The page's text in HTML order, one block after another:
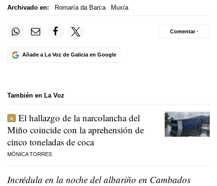
Archivado en: Romaría da Barca Muxía
Añade a La Voz de Galicia en Google
Comentar ·
También en La Voz
El hallazgo de la narcolancha del
Miño coincide con la aprehensión de
cinco toneladas de coca
MÓNICA TORRES
Incrédula en la noche del albariño en Cambados